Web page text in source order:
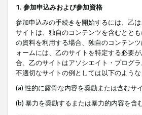
1. 参加申込みおよび参加資格
参加申込みの手続きを開始するには、乙
サイトは、独自のコンテンツを含むとと
の資料を利用する場合、独自のコンテン
ォームには、乙のサイトを特定する必要
合、乙のサイトはアソシエイト・プログ
不適切なサイトの例としては以下のような
(a) 性的に露骨な内容を奨励または含むサ
(b) 暴力を奨励するまたは暴力的内容を含